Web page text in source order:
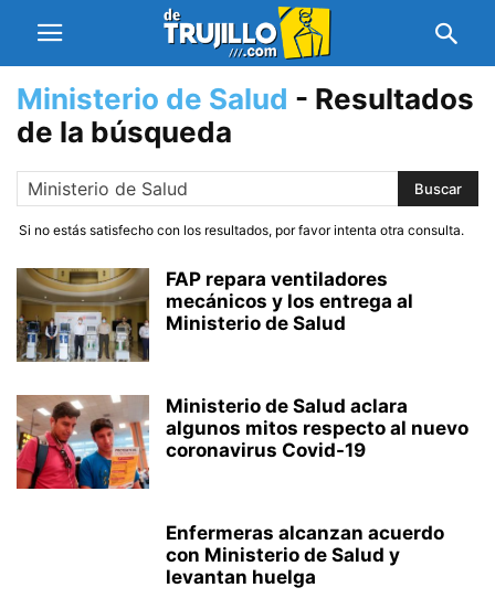
Ministerio de Salud - Resultados
de la búsqueda
Si no estás satisfecho con los resultados, por favor intenta otra consulta.
FAP repara ventiladores
mecánicos y los entrega al
Ministerio de Salud
Ministerio de Salud aclara
algunos mitos respecto al nuevo
coronavirus Covid-19
Enfermeras alcanzan acuerdo
con Ministerio de Salud y
levantan huelga